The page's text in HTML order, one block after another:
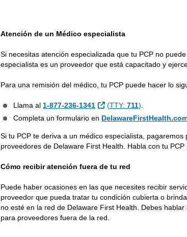
Atención de un Médico especialista
Si necesitas atención especializada que tu PCP no
especialista es un proveedor que está capacitado y
Para una remisión del médico, tu PCP puede hacer lo
Llama al 1-877-236-1341 Sitio Externo
(TTY: 711)
Completa un formulario en
Si tu PCP te deriva a un médico especialista,
proveedores de Delaware First Health. Habla con tu
Cómo recibir atención fuera de tu red
Puede haber ocasiones en las que necesites recibir
proveedor que pueda tratar tu condición cubierta o
no esté en la red de Delaware First Health. Debes
para proveedores fuera de la red.